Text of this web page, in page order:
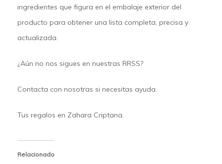
ingredientes que figura en el embalaje exterior del
producto para obtener una lista completa, precisa y
actualizada.
¿Aún no nos sigues en nuestras RRSS?
Contacta con nosotras si necesitas ayuda.
Tus regalos en Zahara Criptana.
Relacionado